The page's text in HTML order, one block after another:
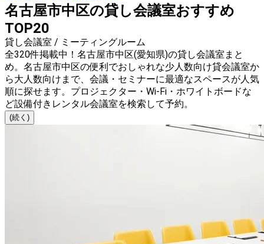
名古屋市中区の貸し会議室おすすめ
TOP20
貸し会議室 / ミーティングルーム
全320件掲載中！名古屋市中区(愛知県)の貸し会議室まと
め。名古屋市中区の便利でおしゃれな少人数向け貸会議室か
ら大人数向けまで、会議・セミナーに最適なスペースが人気
順に探せます。プロジェクター・Wi-Fi・ホワイトボードな
ど設備付きレンタル会議室を検索して予約。
(続く)